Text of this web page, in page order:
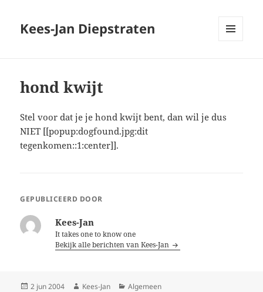
Kees-Jan Diepstraten
hond kwijt
Stel voor dat je je hond kwijt bent, dan wil je dus
NIET [[popup:dogfound.jpg:dit
tegenkomen::1:center]].
GEPUBLICEERD DOOR
Kees-Jan
It takes one to know one
Bekijk alle berichten van Kees-Jan
Geplaatst
2 jun 2004 Auteur
Kees-Jan Categorieën
Algemeen